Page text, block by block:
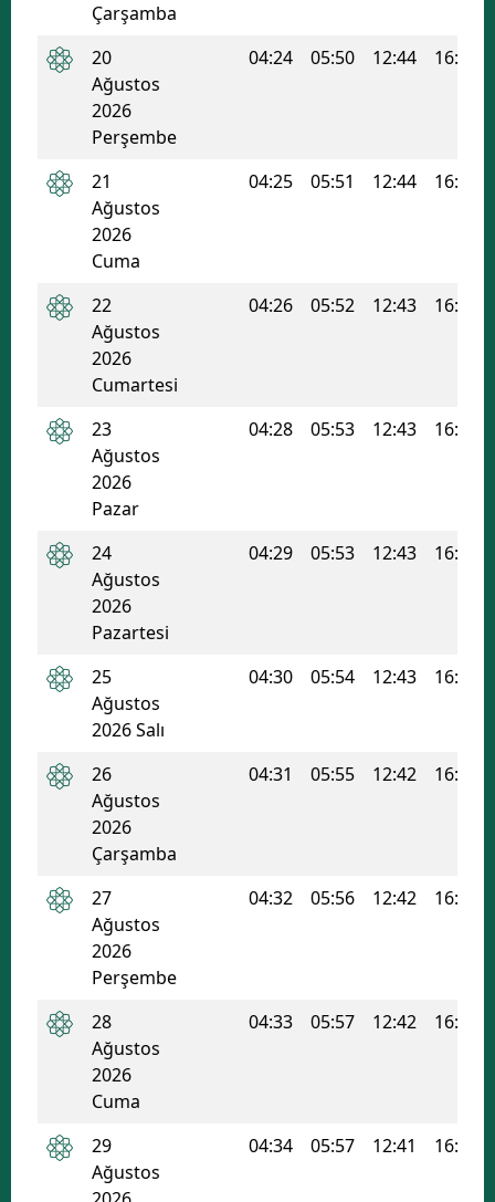
Çarşamba
20
Ağustos
2026
Perşembe
04:24 05:50 12:44 16:26
21
Ağustos
2026
Cuma
04:25 05:51 12:44 16:26
22
Ağustos
2026
Cumartesi
04:26 05:52 12:43 16:25
23
Ağustos
2026
Pazar
04:28 05:53 12:43 16:24
24
Ağustos
2026
Pazartesi
04:29 05:53 12:43 16:24
25
Ağustos
2026 Salı
04:30 05:54 12:43 16:23
26
Ağustos
2026
Çarşamba
04:31 05:55 12:42 16:22
27
Ağustos
2026
Perşembe
04:32 05:56 12:42 16:22
28
Ağustos
2026
Cuma
04:33 05:57 12:42 16:21
29
Ağustos
04:34 05:57 12:41 16:20